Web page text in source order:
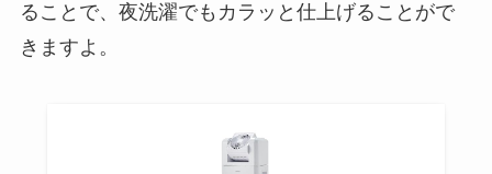
ることで、夜洗濯でもカラッと仕上げることがで
きますよ。